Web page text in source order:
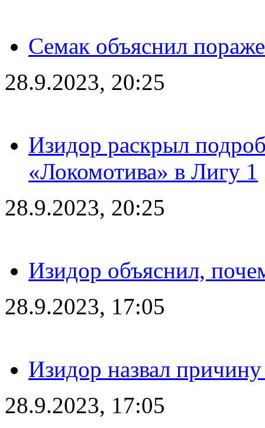
Семак объяснил
28.9.2023, 20:25
Изидор раскрыл
«Локомотива» в Лигу 1
28.9.2023, 20:25
Изидор объяснил,
28.9.2023, 17:05
Изидор назвал
28.9.2023, 17:05